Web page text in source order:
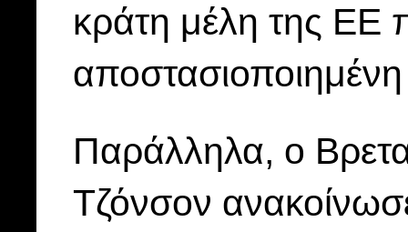
κράτη μέλη της ΕΕ
Παράλληλα, ο
Τζόνσον